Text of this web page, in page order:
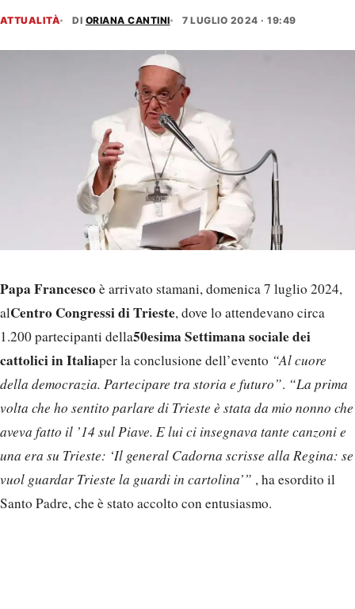
ATTUALITÀ DI ORIANA CANTINI 7 LUGLIO 2024 · 19:49
Papa Francescoè arrivato stamani, domenica 7 luglio 2024,
alCentro Congressi di Trieste, dove lo attendevano circa
1.200 partecipanti della50esima Settimana sociale dei
cattolici in Italiaper la conclusione dell’evento “Al cuore
della democrazia. Partecipare tra storia e futuro”. “La prima
volta che ho sentito parlare di Trieste è stata da mio nonno che
aveva fatto il ’14 sul Piave. E lui ci insegnava tante canzoni e
una era su Trieste: ‘Il general Cadorna scrisse alla Regina: se
vuol guardar Trieste la guardi in cartolina’” , ha esordito il
Santo Padre, che è stato accolto con entusiasmo.